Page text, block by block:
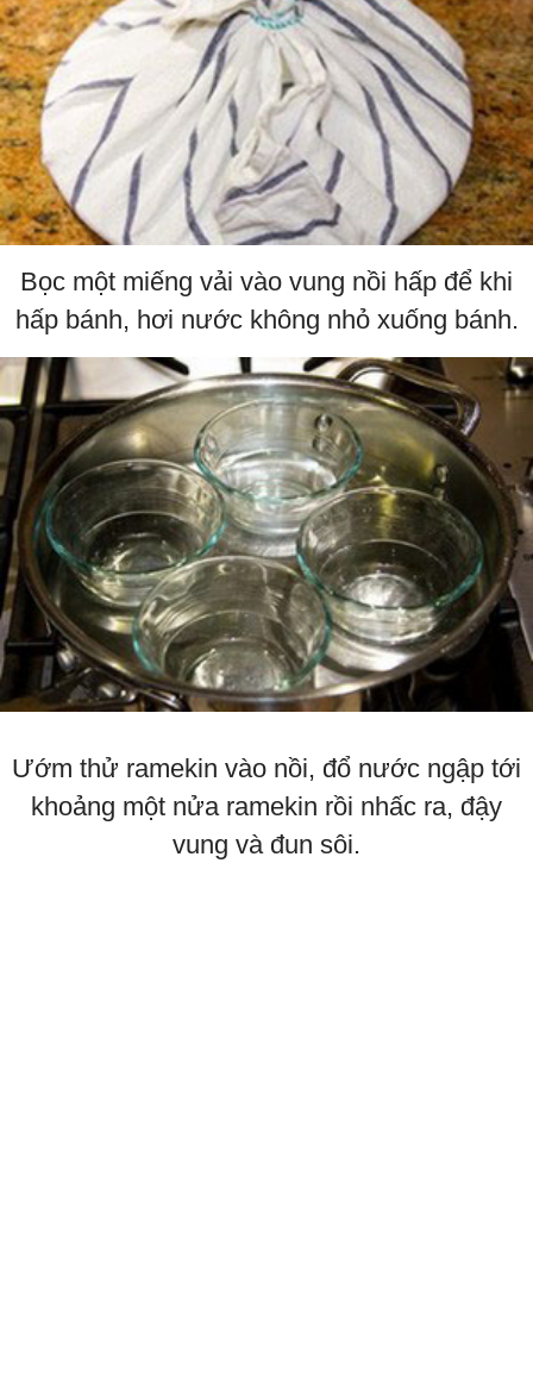
Bọc một miếng vải vào vung nồi hấp để khi
hấp bánh, hơi nước không nhỏ xuống bánh.
Ướm thử ramekin vào nồi, đổ nước ngập tới
khoảng một nửa ramekin rồi nhấc ra, đậy
vung và đun sôi.